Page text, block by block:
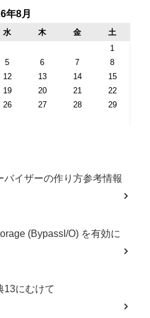
年8月
水 木 金
土
1
5 6 7
8
12 13 14
15
19 20 21
22
26 27 28
29
バイザーの作り方参考情報
(BypassI/O) を有効に
13にむけて